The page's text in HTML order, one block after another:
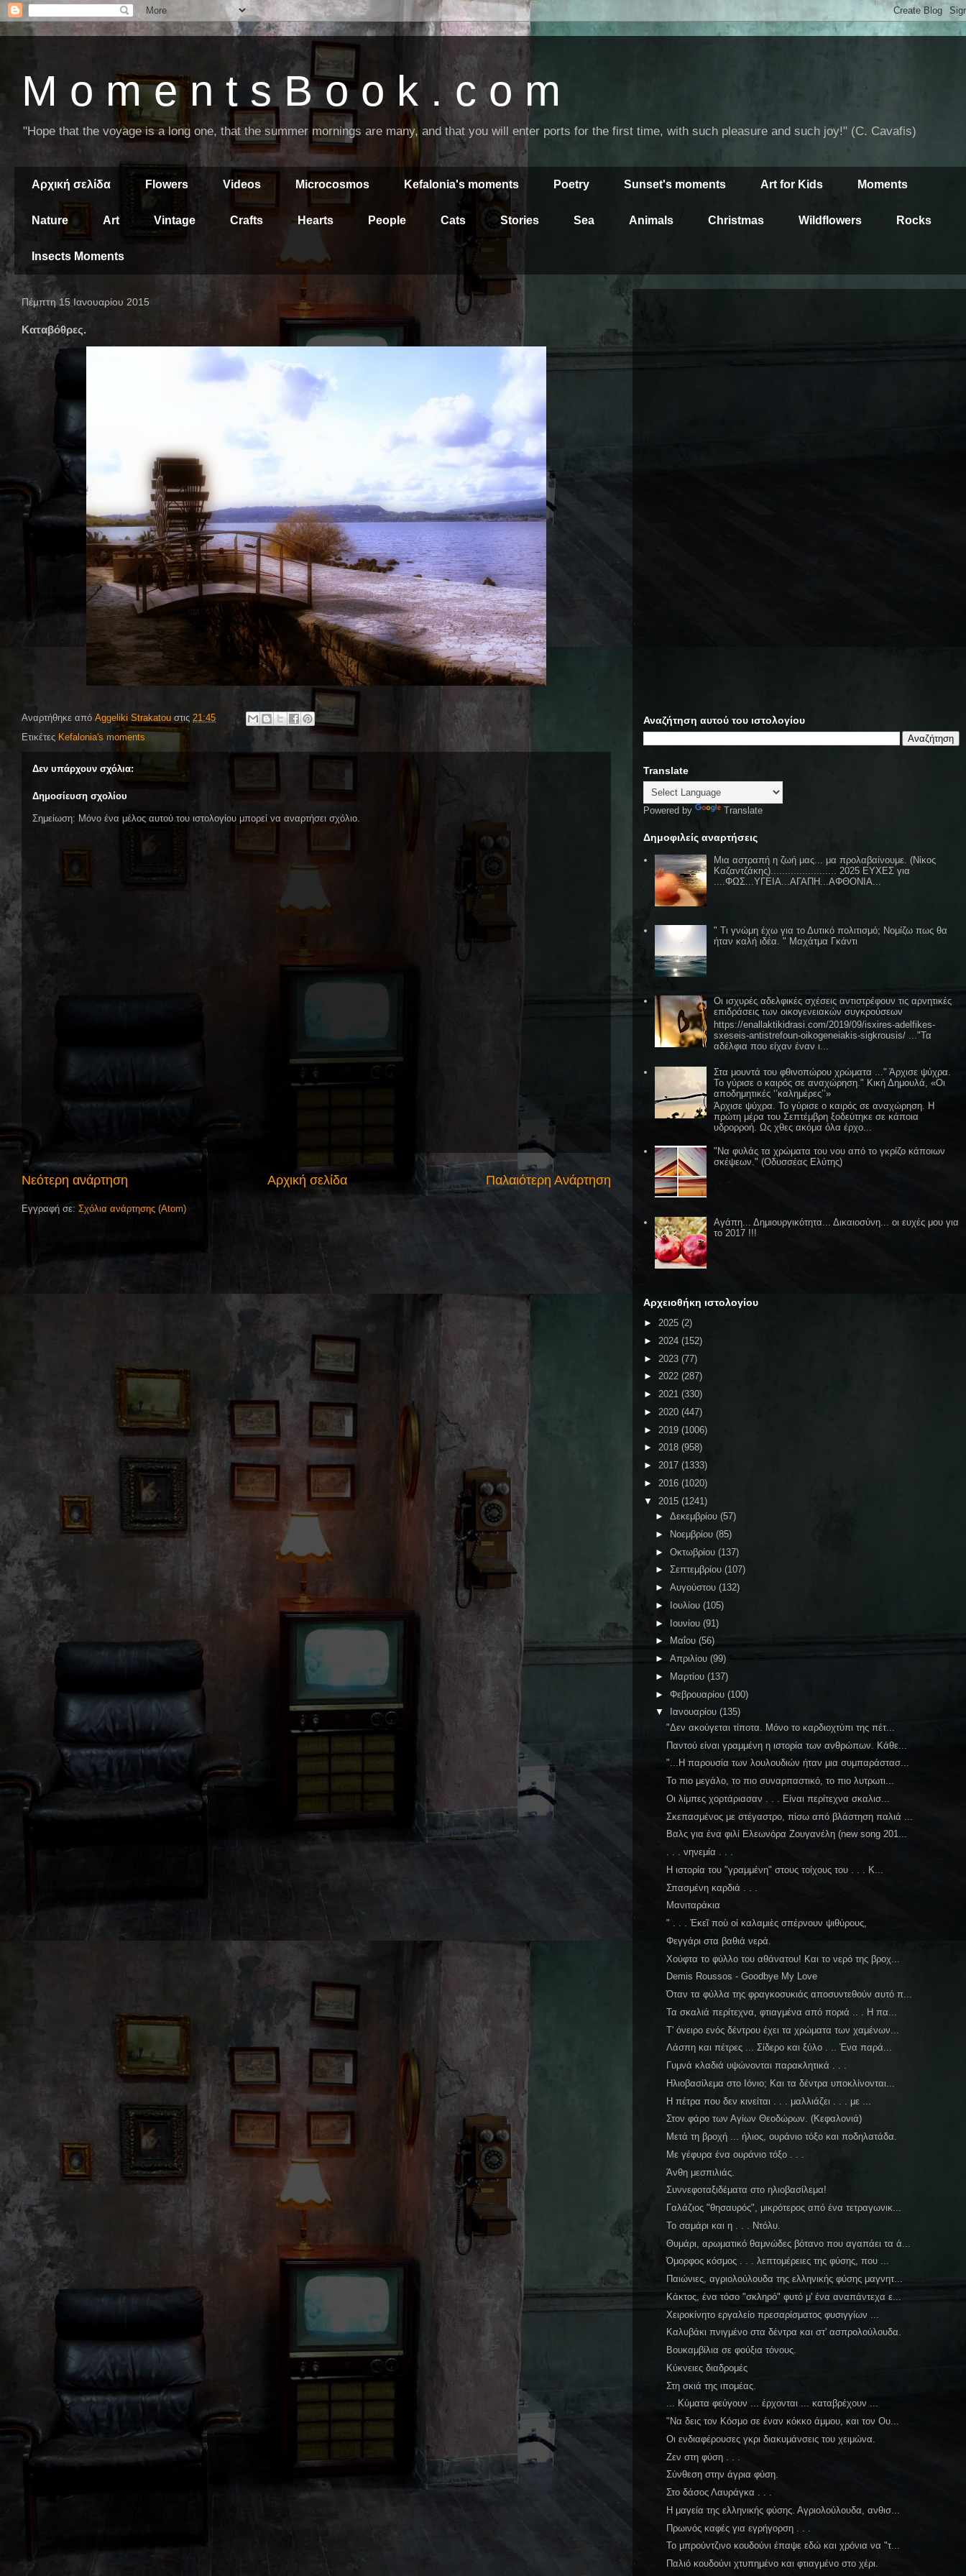
M o m e n t s B o o k . c o m
"Hope that the voyage is a long one, that the summer mornings are many, and that you will enter ports for the first time, with such pleasure and such joy!" (C. Cavafis)
Αρχική σελίδα Flowers Videos Microcosmos Kefalonia's moments Poetry Sunset's moments Art for Kids Moments
Nature Art Vintage Crafts Hearts People Cats Stories Sea Animals Christmas Wildflowers Rocks
Insects Moments
Πέμπτη 15 Ιανουαρίου 2015
Καταβόθρες.
Αναρτήθηκε από Aggeliki Strakatou στις 21:45
Ετικέτες Kefalonia's moments
Δεν υπάρχουν σχόλια:
Δημοσίευση σχολίου
Σημείωση: Μόνο ένα μέλος αυτού του ιστολογίου μπορεί να αναρτήσει σχόλιο.
Νεότερη ανάρτηση Παλαιότερη Ανάρτηση
Αρχική σελίδα
Εγγραφή σε: Σχόλια ανάρτησης (Atom)
Αναζήτηση αυτού του ιστολογίου
Translate
Powered by Translate
Δημοφιλείς αναρτήσεις
Μια αστραπή η ζωή μας... μα προλαβαίνουμε. (Νίκος
Καζαντζάκης)....................... 2025 ΕΥΧΕΣ για
....ΦΩΣ...ΥΓΕΙΑ...ΑΓΑΠΗ...ΑΦΘΟΝΙΑ...
" Τι γνώμη έχω για το Δυτικό πολιτισμό; Νομίζω πως θα
ήταν καλή ιδέα. " Μαχάτμα Γκάντι
Οι ισχυρές αδελφικές σχέσεις αντιστρέφουν τις αρνητικές
επιδράσεις των οικογενειακών συγκρούσεων
https://enallaktikidrasi.com/2019/09/isxires-adelfikes-
sxeseis-antistrefoun-oikogeneiakis-sigkrousis/ ..."Τα
αδέλφια που είχαν έναν ι...
Στα μουντά του φθινοπώρου χρώματα ..." Άρχισε ψύχρα.
Το γύρισε ο καιρός σε αναχώρηση." Κική Δημουλά, «Οι
αποδημητικές ‘’καλημέρες’’»
Άρχισε ψύχρα. Το γύρισε ο καιρός σε αναχώρηση. Η
πρώτη μέρα του Σεπτέμβρη ξοδεύτηκε σε κάποια
υδρορροή. Ως χθες ακόμα όλα έρχο...
"Να φυλάς τα χρώματα του νου από το γκρίζο κάποιων
σκέψεων." (Οδυσσέας Ελύτης)
Αγάπη... Δημιουργικότητα... Δικαιοσύνη... οι ευχές μου για
το 2017 !!!
Αρχειοθήκη ιστολογίου
► 2025 (2)
► 2024 (152)
► 2023 (77)
► 2022 (287)
► 2021 (330)
► 2020 (447)
► 2019 (1006)
► 2018 (958)
► 2017 (1333)
► 2016 (1020)
▼ 2015 (1241)
► Δεκεμβρίου (57)
►
Νοεμβρίου (85)
► Οκτωβρίου (137)
► Σεπτεμβρίου (107)
► Αυγούστου (132)
►
Ιουλίου (105)
► Ιουνίου (91)
►
Μαΐου (56)
► Απριλίου (99)
►
Μαρτίου (137)
► Φεβρουαρίου (100)
▼
Ιανουαρίου (135)
"Δεν ακούγεται τίποτα. Μόνο το καρδιοχτύπι της πέτ...
Παντού είναι γραμμένη η ιστορία των ανθρώπων. Κάθε...
"...Η παρουσία των λουλουδιών ήταν μια συμπαράστασ...
Το πιο μεγάλο, το πιο συναρπαστικό, το πιο λυτρωτι...
Οι λίμπες χορτάριασαν . . . Είναι περίτεχνα σκαλισ...
Σκεπασμένος με στέγαστρο, πίσω από βλάστηση παλιά ...
Βαλς για ένα φιλί Ελεωνόρα Ζουγανέλη (new song 201...
. . . νηνεμία . . .
Η ιστορία του "γραμμένη" στους τοίχους του . . . Κ...
Σπασμένη καρδιά . . .
Μανιταράκια
" . . . Ἐκεῖ ποὺ οἱ καλαμιὲς σπέρνουν ψιθύρους,
Φεγγάρι στα βαθιά νερά.
Χούφτα το φύλλο του αθάνατου! Και το νερό της βροχ...
Demis Roussos - Goodbye My Love
Όταν τα φύλλα της φραγκοσυκιάς αποσυντεθούν αυτό π...
Τα σκαλιά περίτεχνα, φτιαγμένα από ποριά .. . Η πα...
Τ' όνειρο ενός δέντρου έχει τα χρώματα των χαμένων...
Λάσπη και πέτρες ... Σίδερο και ξύλο . .. Ένα παρά...
Γυμνά κλαδιά υψώνονται παρακλητικά . . .
Ηλιοβασίλεμα στο Ιόνιο; Και τα δέντρα υποκλίνονται...
Η πέτρα που δεν κινείται . . . μαλλιάζει . . . με ...
Στον φάρο των Αγίων Θεοδώρων. (Κεφαλονιά)
Μετά τη βροχή ... ήλιος, ουράνιο τόξο και ποδηλατάδα.
Με γέφυρα ένα ουράνιο τόξο . . .
Άνθη μεσπιλιάς.
Συννεφοταξιδέματα στο ηλιοβασίλεμα!
Γαλάζιος "θησαυρός", μικρότερος από ένα τετραγωνικ...
Το σαμάρι και η . . . Ντόλυ.
Θυμάρι, αρωματικό θαμνώδες βότανο που αγαπάει τα ά...
Όμορφος κόσμος . . . λεπτομέρειες της φύσης, που ...
Παιώνιες, αγριολούλουδα της ελληνικής φύσης μαγνητ...
Κάκτος, ένα τόσο "σκληρό" φυτό μ' ένα αναπάντεχα ε...
Χειροκίνητο εργαλείο πρεσαρίσματος φυσιγγίων ...
Καλυβάκι πνιγμένο στα δέντρα και στ' ασπρολούλουδα.
Βουκαμβίλια σε φούξια τόνους.
Κύκνειες διαδρομές
Στη σκιά της ιπομέας.
... Κύματα φεύγουν ... έρχονται ... καταβρέχουν ...
"Να δεις τον Κόσμο σε έναν κόκκο άμμου, και τον Ου...
Οι ενδιαφέρουσες γκρι διακυμάνσεις του χειμώνα.
Ζεν στη φύση . . .
Σύνθεση στην άγρια φύση.
Στο δάσος Λαυράγκα . . .
Η μαγεία της ελληνικής φύσης. Αγριολούλουδα, ανθισ...
Πρωινός καφές για εγρήγορση . . .
Το μπρούντζινο κουδούνι έπαψε εδώ και χρόνια να "τ...
Παλιό κουδούνι χτυπημένο και φτιαγμένο στο χέρι.